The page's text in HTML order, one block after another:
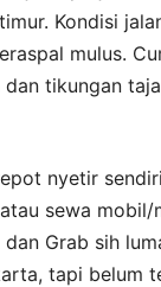
Kondisi
mulus.
dan tikungan
nyetir
sewa
Grab sih
tapi belum